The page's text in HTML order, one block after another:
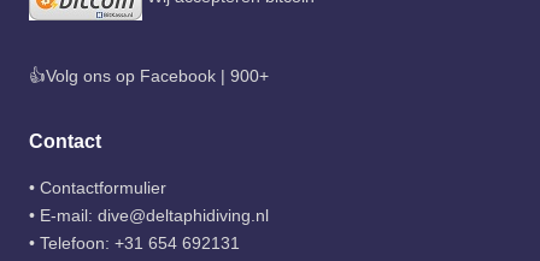
👍Volg ons op Facebook | 900+
Contact
• Contactformulier
• E-mail: dive@deltaphidiving.nl
• Telefoon: +31 654 692131